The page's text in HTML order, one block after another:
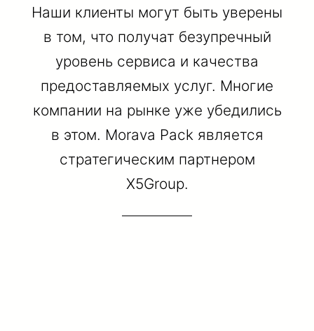
Наши клиенты могут быть уверены
в том, что получат безупречный
уровень сервиса и качества
предоставляемых услуг. Многие
компании на рынке уже убедились
в этом. Morava Pack является
стратегическим партнером
Х5Group.